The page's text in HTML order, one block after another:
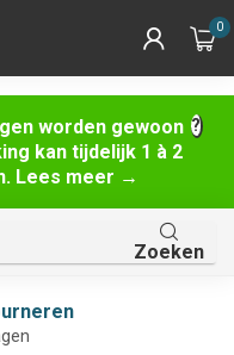
worden gewoon
kan tijdelijk 1 à 2
Lees meer →
0
Zoeken